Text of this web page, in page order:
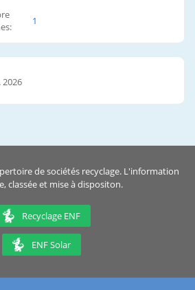
1
2026
de sociétés recyclage. L'information
classée et mise à dispositon.
Recyclage ENF
ENF Solar